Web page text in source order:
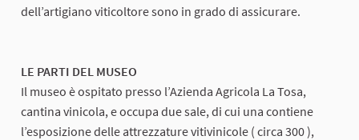
dell’artigiano viticoltore sono in grado di assicurare.
LE PARTI DEL MUSEO
Il museo è ospitato presso l’Azienda Agricola La Tosa,
cantina vinicola, e occupa due sale, di cui una contiene
l’esposizione delle attrezzature vitivinicole ( circa 300 ),